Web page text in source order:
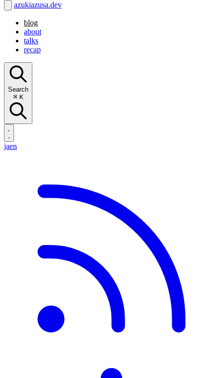
azukiazusa.dev
blog
about
talks
recap
Search
⌘ K
jaen